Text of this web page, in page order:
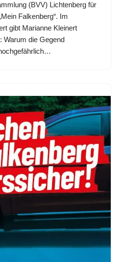
(BVV) Lichtenberg für
Falkenberg“. Im
gibt Marianne Kleinert
Warum die Gegend